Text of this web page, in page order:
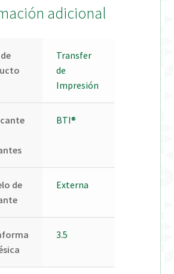
adicional
Transfer
de
Impresión
BTI®
de
Externa
3.5